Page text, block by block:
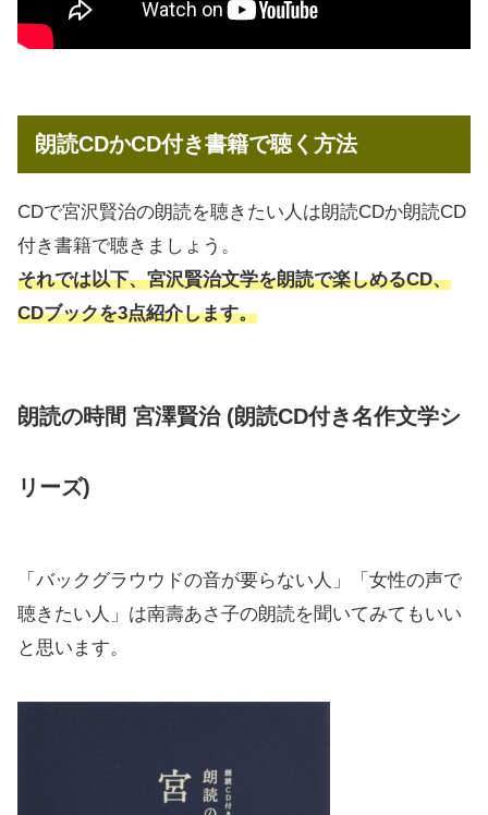
朗読CDかCD付き書籍で聴く方法
CDで宮沢賢治の朗読を聴きたい人は朗読CDか朗読CD
付き書籍で聴きましょう。
それでは以下、宮沢賢治文学を朗読で楽しめるCD、
CDブックを3点紹介します。
朗読の時間 宮澤賢治 (朗読CD付き名作文学シ
リーズ)
「バックグラウウドの音が要らない人」「女性の声で
聴きたい人」は南壽あさ子の朗読を聞いてみてもいい
と思います。